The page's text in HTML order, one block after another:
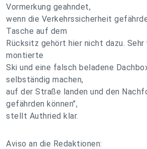
Vormerkung geahndet,
wenn die Verkehrssicherheit
Tasche auf dem
Rücksitz gehört hier nicht dazu.
montierte
Ski und eine falsch beladene
selbständig machen,
auf der Straße landen und den
gefährden können",
stellt Authried klar.
Aviso an die Redaktionen: